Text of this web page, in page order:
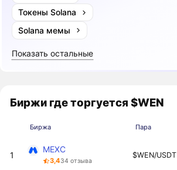
Токены Solana
Solana мемы
Показать остальные
Биржи где торгуется $WEN
Биржа Пара
1
MEXC
3,434 отзыва
$WEN/USDT